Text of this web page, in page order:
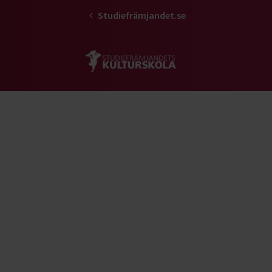
Studiefrämjandet.se
Gå till studiefrämjandets